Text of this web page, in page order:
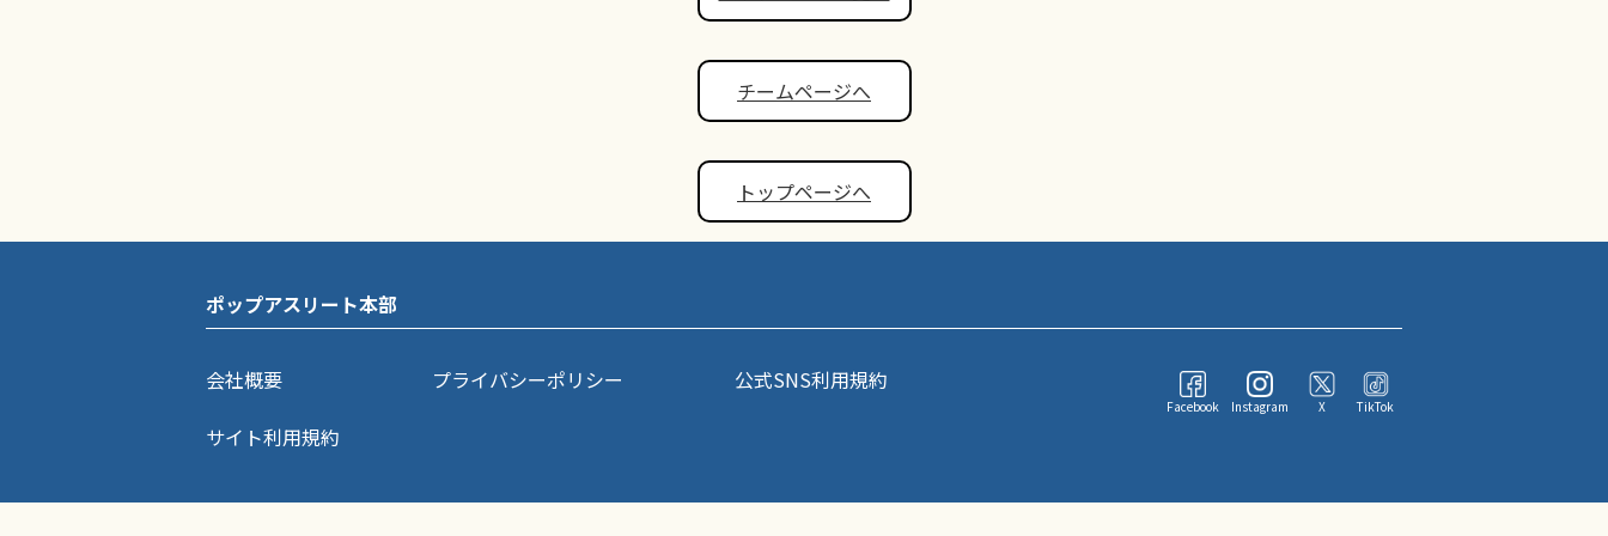
チームページへ
トップページへ
ポップアスリート本部
会社概要 プライバシーポリシー
公式SNS利用規約
サイト利用規約
Facebook Instagram X TikTok